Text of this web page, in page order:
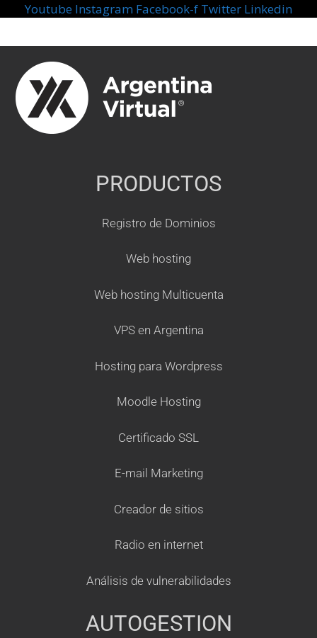
Youtube Instagram Facebook-f Twitter Linkedin
PRODUCTOS
Registro de Dominios
Web hosting
Web hosting Multicuenta
VPS en Argentina
Hosting para Wordpress
Moodle Hosting
Certificado SSL
E-mail Marketing
Creador de sitios
Radio en internet
Análisis de vulnerabilidades
AUTOGESTION